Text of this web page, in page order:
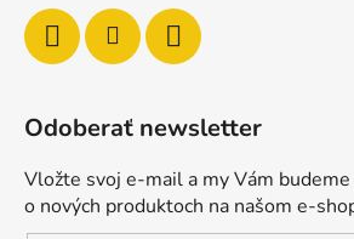
Odoberať newsletter
Vložte svoj e-mail a my Vám
o nových produktoch na našom e-